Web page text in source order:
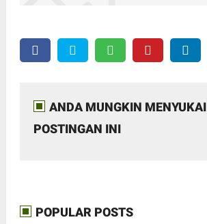
ANDA MUNGKIN MENYUKAI
POSTINGAN INI
POPULAR POSTS